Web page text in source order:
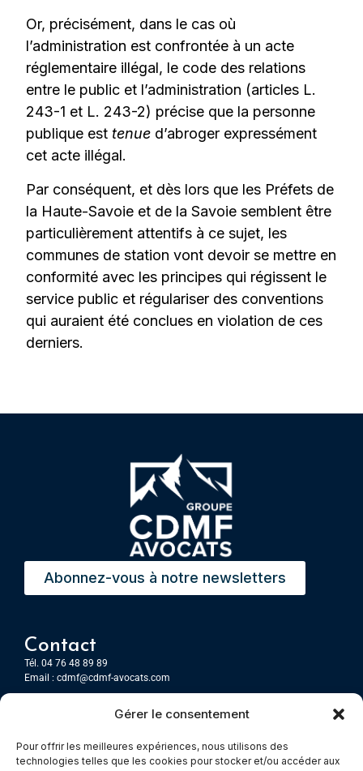
Gérer le consentement
Pour offrir les meilleures expériences, nous utilisons des
technologies telles que les cookies pour stocker et/ou accéder aux
Or, précisément, dans le cas où
l’administration est confrontée à un acte
réglementaire illégal, le code des relations
entre le public et l’administration (articles L.
243-1 et L. 243-2) précise que la personne
publique est tenue d’abroger expressément
cet acte illégal.
Par conséquent, et dès lors que les Préfets de
la Haute-Savoie et de la Savoie semblent être
particulièrement attentifs à ce sujet, les
communes de station vont devoir se mettre en
conformité avec les principes qui régissent le
service public et régulariser des conventions
qui auraient été conclues en violation de ces
derniers.
Abonnez-vous à notre newsletters
Contact
Tél. 04 76 48 89 89
Email : cdmf@cdmf-avocats.com
7 Place Firmin Gautier
CS 80476